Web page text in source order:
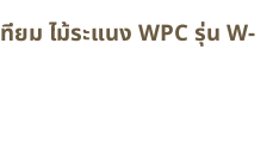
ม ไม้ระแนง WPC รุ่น W-